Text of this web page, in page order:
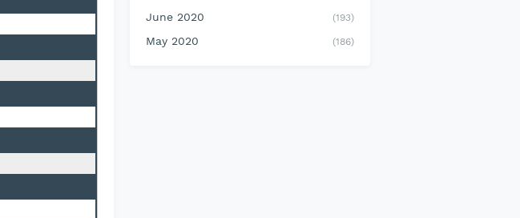
June 2020 (193)
May 2020 (186)